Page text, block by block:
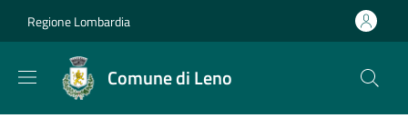
Regione Lombardia
Comune di Leno